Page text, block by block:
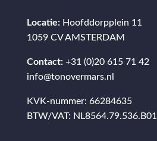
Locatie: Hoofddorpplein 11
1059 CV AMSTERDAM
Contact: +31 (0)20 615 71 42
info@tonovermars.nl
KVK-nummer: 66284635
BTW/VAT: NL8564.79.536.B01